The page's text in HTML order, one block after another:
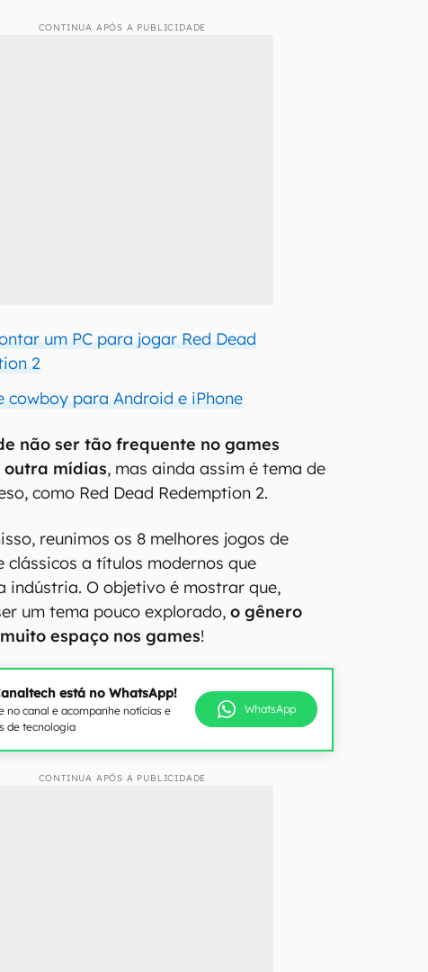
CONTINUA APÓS A PUBLICIDADE
um PC para jogar Red Dead
2
cowboy para Android e iPhone
não ser tão frequente no games
mídias, mas ainda assim é tema de
como Red Dead Redemption 2.
reunimos os 8 melhores jogos de
clássicos a títulos modernos que
indústria. O objetivo é mostrar que,
um tema pouco explorado, o gênero
espaço nos games!
está no WhatsApp!
no canal e acompanhe notícias e
de tecnologia
WhatsApp
CONTINUA APÓS A PUBLICIDADE